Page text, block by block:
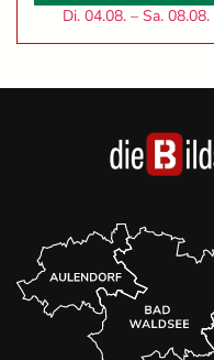
Di. 04.08. – Sa. 08.08.